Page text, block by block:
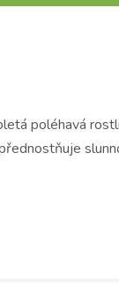
poléhavá